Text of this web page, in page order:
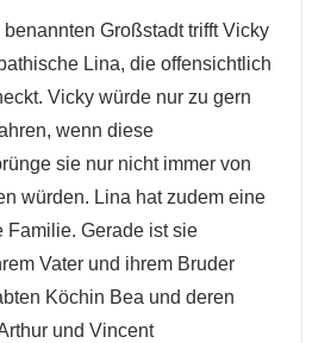
benannten Großstadt trifft Vicky
Lina, die offensichtlich
Vicky würde nur zu gern
wenn diese
sie nur nicht immer von
würden. Lina hat zudem eine
Familie. Gerade ist sie
Vater und ihrem Bruder
Köchin Bea und deren
und Vincent